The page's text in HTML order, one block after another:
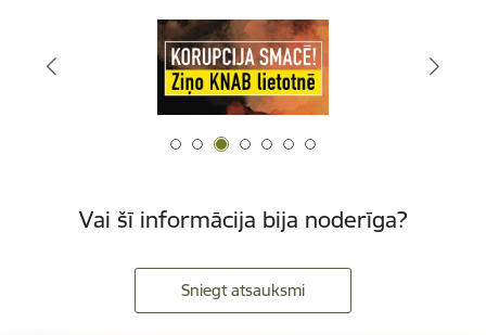
Vai šī informācija bija noderīga?
Sniegt atsauksmi